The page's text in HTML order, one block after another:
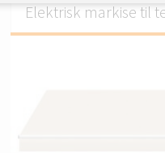
Elektrisk markise til